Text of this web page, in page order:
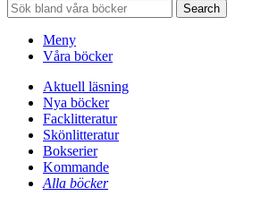
Search
Meny
Våra böcker
Aktuell läsning
Nya böcker
Facklitteratur
Skönlitteratur
Bokserier
Kommande
Alla böcker